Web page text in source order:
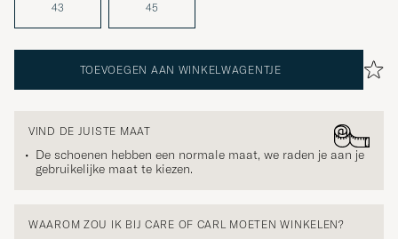
43 45
TOEVOEGEN AAN WINKELWAGENTJE
VIND DE JUISTE MAAT
De schoenen hebben een normale maat, we raden je aan je
gebruikelijke maat te kiezen.
WAAROM ZOU IK BIJ CARE OF CARL MOETEN WINKELEN?